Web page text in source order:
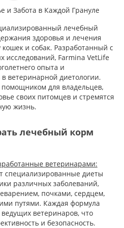
и Забота в Каждой Грануле
лечебный
здоровья и лечения
и собак. Разработанный с
исследований, Farmina VetLife
опыта и
ветеринарной диетологии.
для владельцев,
своих питомцев и стремятся
жизнь.
лечебный корм
ветеринарами:
специализированные диеты
различных заболеваний,
почками, сердцем,
путями. Каждая формула
ветеринаров, что
и безопасность.